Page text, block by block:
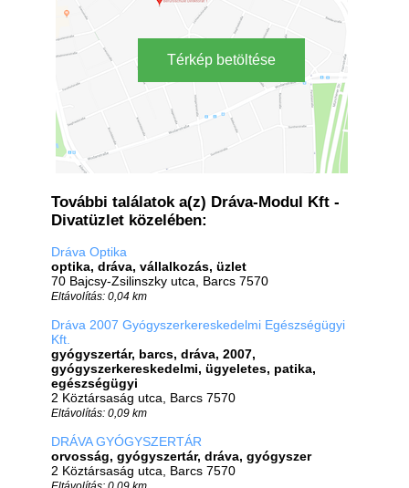
Térkép betöltése
További találatok a(z) Dráva-Modul Kft -
Divatüzlet közelében:
Dráva Optika
optika, dráva, vállalkozás, üzlet
70 Bajcsy-Zsilinszky utca, Barcs 7570
Eltávolítás: 0,04 km
Dráva 2007 Gyógyszerkereskedelmi Egészségügyi
Kft.
gyógyszertár, barcs, dráva, 2007,
gyógyszerkereskedelmi, ügyeletes, patika,
egészségügyi
2 Köztársaság utca, Barcs 7570
Eltávolítás: 0,09 km
DRÁVA GYÓGYSZERTÁR
orvosság, gyógyszertár, dráva, gyógyszer
2 Köztársaság utca, Barcs 7570